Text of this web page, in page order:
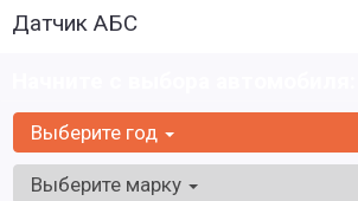
Датчик АБС
Выберите год
Выберите марку